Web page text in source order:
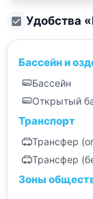
Удобства «
Бассейн и
Бассейн
Открытый
Транспорт
Трансфер
Трансфер
Зоны